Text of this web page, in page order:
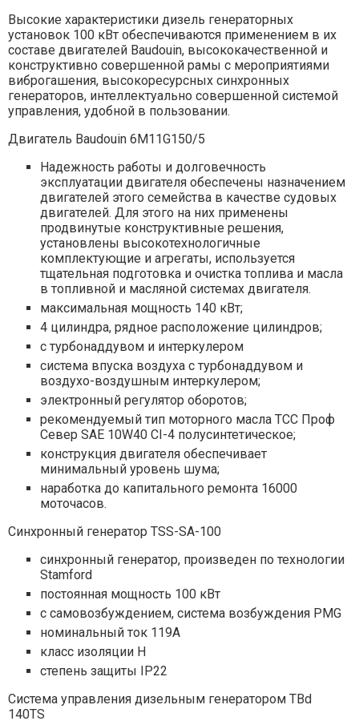
Высокие характеристики дизель генераторных
установок 100 кВт обеспечиваются применением в их
составе двигателей Baudouin, высококачественной и
конструктивно совершенной рамы с мероприятиями
виброгашения, высокоресурсных синхронных
генераторов, интеллектуально совершенной системой
управления, удобной в пользовании.
Двигатель Baudouin 6M11G150/5
Надежность работы и долговечность
эксплуатации двигателя обеспечены назначением
двигателей этого семейства в качестве судовых
двигателей. Для этого на них применены
продвинутые конструктивные решения,
установлены высокотехнологичные
комплектующие и агрегаты, используется
тщательная подготовка и очистка топлива и масла
в топливной и масляной системах двигателя.
максимальная мощность 140 кВт;
4 цилиндра, рядное расположение цилиндров;
с турбонаддувом и интеркулером
система впуска воздуха с турбонаддувом и
воздухо-воздушным интеркулером;
электронный регулятор оборотов;
рекомендуемый тип моторного масла ТСС Проф
Север SAE 10W40 CI-4 полусинтетическое;
конструкция двигателя обеспечивает
минимальный уровень шума;
наработка до капитального ремонта 16000
моточасов.
Синхронный генератор TSS-SA-100
синхронный генератор, произведен по технологии
Stamford
постоянная мощность 100 кВт
с самовозбуждением, система возбуждения PMG
номинальный ток 119А
класс изоляции H
степень защиты IP22
Система управления дизельным генератором TBd
140TS